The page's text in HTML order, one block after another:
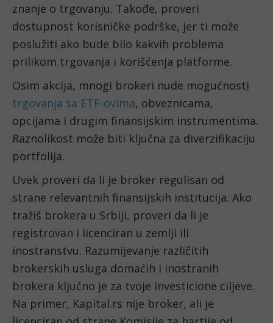
znanje o trgovanju. Takođe, proveri
dostupnost korisničke podrške, jer ti može
poslužiti ako bude bilo kakvih problema
prilikom trgovanja i korišćenja platforme.
Osim akcija, mnogi brokeri nude mogućnosti
trgovanja sa ETF-ovima, obveznicama,
opcijama i drugim finansijskim instrumentima.
Raznolikost može biti ključna za diverzifikaciju
portfolija.
Uvek proveri da li je broker regulisan od
strane relevantnih finansijskih institucija. Ako
tražiš brokera u Srbiji, proveri da li je
registrovan i licenciran u zemlji ili
inostranstvu. Razumijevanje različitih
brokerskih usluga domaćih i inostranih
brokera ključno je za tvoje investicione ciljeve.
Na primer, Kapital.rs nije broker, ali je